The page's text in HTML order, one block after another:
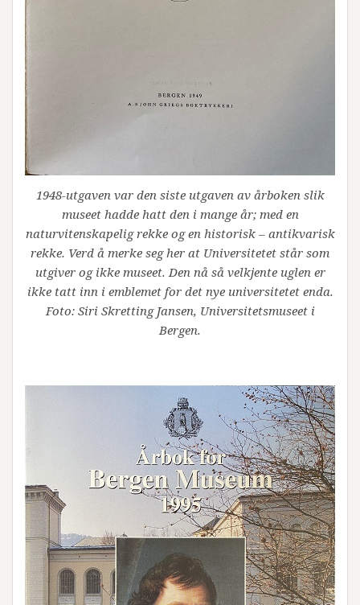
1948-utgaven var den siste utgaven av årboken slik
museet hadde hatt den i mange år; med en
naturvitenskapelig rekke og en historisk – antikvarisk
rekke. Verd å merke seg her at Universitetet står som
utgiver og ikke museet. Den nå så velkjente uglen er
ikke tatt inn i emblemet for det nye universitetet enda.
Foto: Siri Skretting Jansen, Universitetsmuseet i
Bergen.